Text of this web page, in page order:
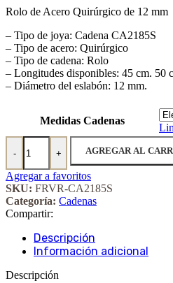
precios:
$ 2.635,00
hasta
Rolo de Acero Quirúrgico de 12 mm
– Tipo de joya: Cadena CA2185S
– Tipo de acero: Quirúrgico
– Tipo de cadena: Rolo
– Longitudes disponibles: 45 cm. 50
– Diámetro del eslabón: 12 mm.
Medidas Cadenas
-
Rolo de Acero Quirúrgico de 12 mm
+ AGREGAR AL
Agregar a favoritos
SKU: FRVR-CA2185S
Categoría: Cadenas
Compartir:
Descripción
Información adicional
Descripción